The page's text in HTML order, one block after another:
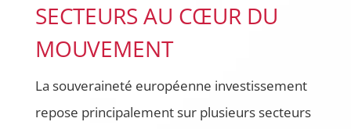
SECTEURS AU CŒUR DU
MOUVEMENT
La souveraineté européenne investissement
repose principalement sur plusieurs secteurs